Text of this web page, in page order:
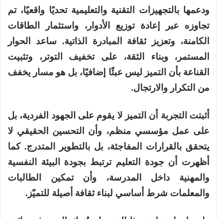
ودعمها بالتجهيزات التقنية والتعليمية تحديًا واقعيًا، تم
تجاوزه عبر إعادة توزيع الأدوار، واستثمار الطاقات
الكامنة، وتعزيز ثقافة المبادرة الذاتية. ساعد الحوار
المستمر، وبناء الثقة، على تخفيف التوتر، وتثبيت
القناعة بأن التميز ليس عبئًا إضافيًا، بل هو مسار يخفف
من التكرار والارتجال.
أثبتت التجربة أن التميز لا يقوم على الجهود الفردية، بل
على عمل مؤسسي منظم، وأن التحسين الحقيقي لا
يتحقق بالقرارات المفاجئة، بل بالتطوير المتدرج. كما
أظهرت أن جودة التعليم ترتبط بجودة البيئة النفسية
والمهنية داخل المدرسة، وأن تمكين الطالبات
والمعلمات شرط أساسي لبناء ثقافة أصيلة للتميّز.